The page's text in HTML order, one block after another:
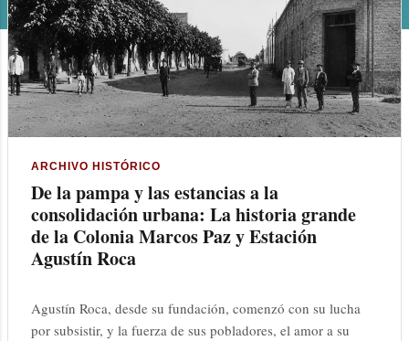
n
t
r
a
ARCHIVO HISTÓRICO
De la pampa y las estancias a la
consolidación urbana: La historia grande
de la Colonia Marcos Paz y Estación
Agustín Roca
Agustín Roca, desde su fundación, comenzó con su lucha
por subsistir, y la fuerza de sus pobladores, el amor a su